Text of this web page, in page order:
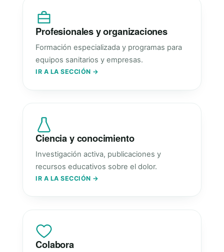
Profesionales y organizaciones
Formación especializada y programas para
equipos sanitarios y empresas.
IR A LA SECCIÓN →
Ciencia y conocimiento
Investigación activa, publicaciones y
recursos educativos sobre el dolor.
IR A LA SECCIÓN →
Colabora